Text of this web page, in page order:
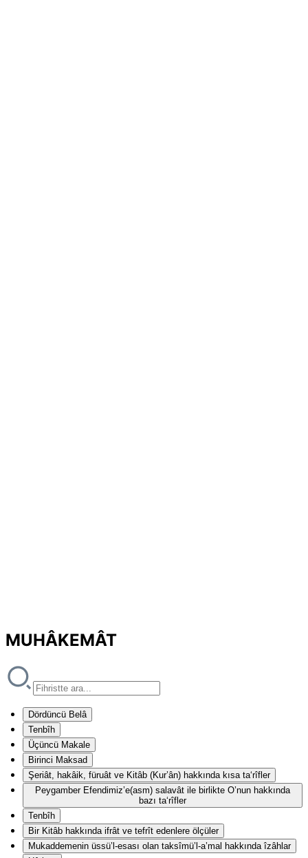
MUHÂKEMÂT
Dördüncü Belâ
Tenbîh
Üçüncü Makale
Birinci Maksad
Şeriât, hakâik, füruât ve Kitâb (Kur’ân) hakkında kısa ta‘rîfler
Peygamber Efendimiz’e(asm) salavât ile birlikte O’nun hakkında
bazı ta‘rîfler
Tenbîh
Bir Kitâb hakkında ifrât ve tefrît edenlere ölçüler
Mukaddemenin üssü’l-esası olan taksîmü’l-a’mal hakkında îzâhlar